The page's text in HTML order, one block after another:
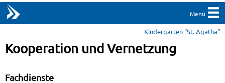
Menü
Kindergarten "St. Agatha"
Kooperation und Vernetzung
Fachdienste